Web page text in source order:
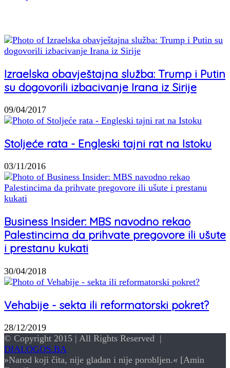
Izraelska obavještajna služba: Trump i Putin
su dogovorili izbacivanje Irana iz Sirije
09/04/2017
Stoljeće rata - Engleski tajni rat na Istoku
03/11/2016
Business Insider: MBS navodno rekao
Palestincima da prihvate pregovore ili ušute
i prestanu kukati
30/04/2018
Vehabije - sekta ili reformatorski pokret?
28/12/2019
© Copyright 2015 | All Rights Reserved |
DIALOGOS.BA
»Narod koji čita, nije gladan i nije porobljen.« [Amin